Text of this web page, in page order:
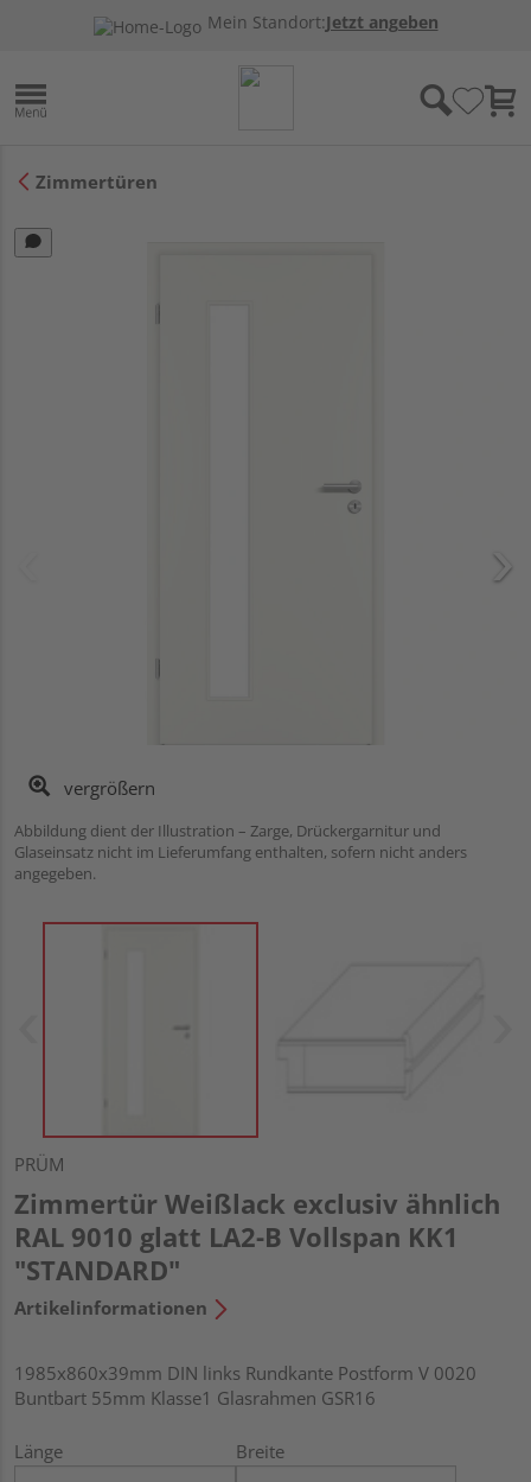
Mein Standort:Jetzt angeben
Zimmertüren
vergrößern
Abbildung dient der Illustration – Zarge, Drückergarnitur und
Glaseinsatz nicht im Lieferumfang enthalten, sofern nicht anders
angegeben.
PRÜM
Zimmertür Weißlack exclusiv ähnlich
RAL 9010 glatt LA2-B Vollspan KK1
"STANDARD"
Artikelinformationen
1985x860x39mm DIN links Rundkante Postform V 0020
Buntbart 55mm Klasse1 Glasrahmen GSR16
Länge Breite